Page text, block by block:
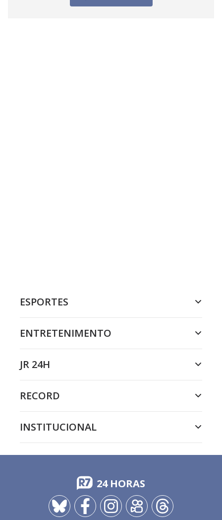
ESPORTES
ENTRETENIMENTO
JR 24H
RECORD
INSTITUCIONAL
24 HORAS